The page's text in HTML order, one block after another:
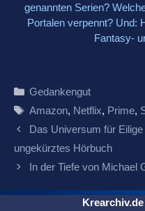
genannten Serien?
Portalen verpennt? Und:
Fantasy-
Kategorien
Gedankengut
Schlagwörter
Amazon, Netflix, Prime,
Beitrags-
Navigation
Das Universum für
ungekürztes Hörbuch
In der Tiefe von Michael